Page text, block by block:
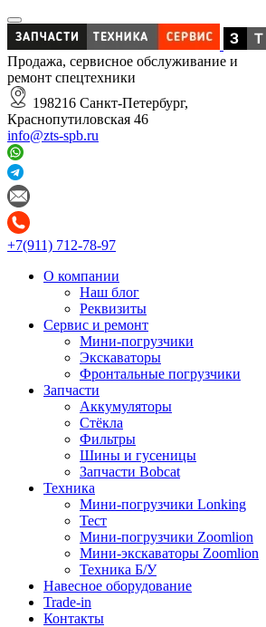
Продажа, сервисное обслуживание и
ремонт спецтехники
198216 Санкт-Петербург,
Краснопутиловская 46
info@zts-spb.ru
+7(911) 712-78-97
О компании
Наш блог
Реквизиты
Сервис и ремонт
Мини-погрузчики
Экскаваторы
Фронтальные погрузчики
Запчасти
Аккумуляторы
Стёкла
Фильтры
Шины и гусеницы
Запчасти Bobcat
Техника
Мини-погрузчики Lonking
Тест
Мини-погрузчики Zoomlion
Мини-экскаваторы Zoomlion
Техника Б/У
Навесное оборудование
Trade-in
Контакты